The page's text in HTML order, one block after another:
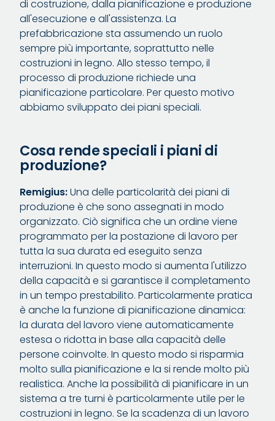
di costruzione, dalla pianificazione e produzione
all'esecuzione e all'assistenza. La
prefabbricazione sta assumendo un ruolo
sempre più importante, soprattutto nelle
costruzioni in legno. Allo stesso tempo, il
processo di produzione richiede una
pianificazione particolare. Per questo motivo
abbiamo sviluppato dei piani speciali.
Cosa rende speciali i piani di
produzione?
Remigius:Una delle particolarità dei piani di
produzione è che sono assegnati in modo
organizzato. Ciò significa che un ordine viene
programmato per la postazione di lavoro per
tutta la sua durata ed eseguito senza
interruzioni. In questo modo si aumenta l'utilizzo
della capacità e si garantisce il completamento
in un tempo prestabilito. Particolarmente pratica
è anche la funzione di pianificazione dinamica:
la durata del lavoro viene automaticamente
estesa o ridotta in base alla capacità delle
persone coinvolte. In questo modo si risparmia
molto sulla pianificazione e la si rende molto più
realistica. Anche la possibilità di pianificare in un
sistema a tre turni è particolarmente utile per le
costruzioni in legno. Se la scadenza di un lavoro